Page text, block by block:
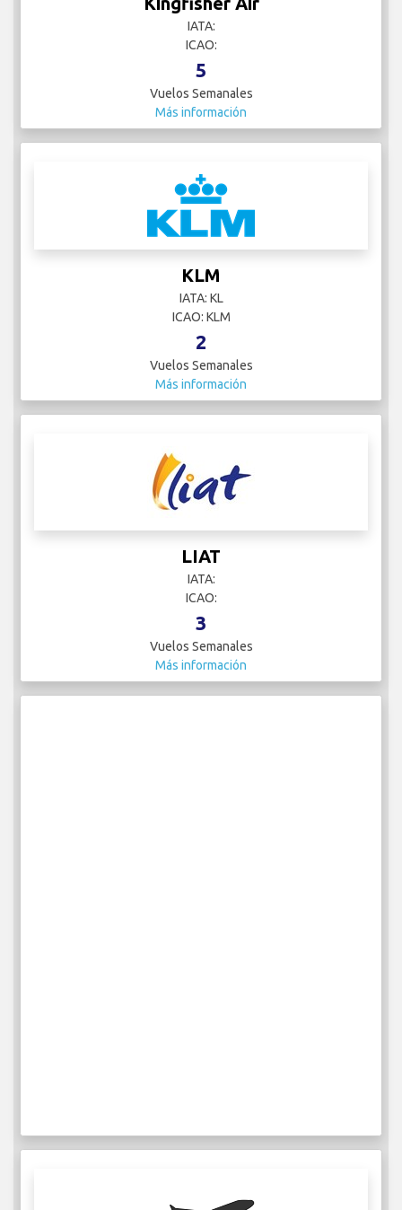
IATA:
ICAO:
5
Vuelos Semanales
Más información
KLM
IATA: KL
ICAO: KLM
2
Vuelos Semanales
Más información
LIAT
IATA:
ICAO:
3
Vuelos Semanales
Más información